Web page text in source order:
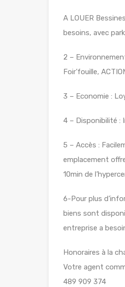
A LOUER
besoins, avec
2 –
Foir’fouille,
3 – Economie :
4 – Disponibilité :
5 – Accès :
emplacement
10min de
6-Pour plus
biens sont
entreprise a
Honoraires à la
Votre agent
489 909 374